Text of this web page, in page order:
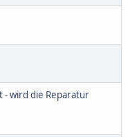
- wird die Reparatur